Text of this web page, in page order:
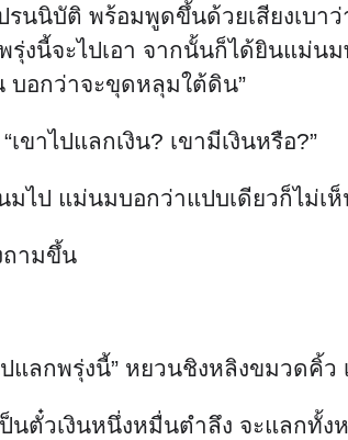
ปแลกพรุ่งนี้” หยวนชิงหลิงขมวดคิ้
นตั๋วเงินหนึ่งหมื่นตำลึง จะแลกทั้ง